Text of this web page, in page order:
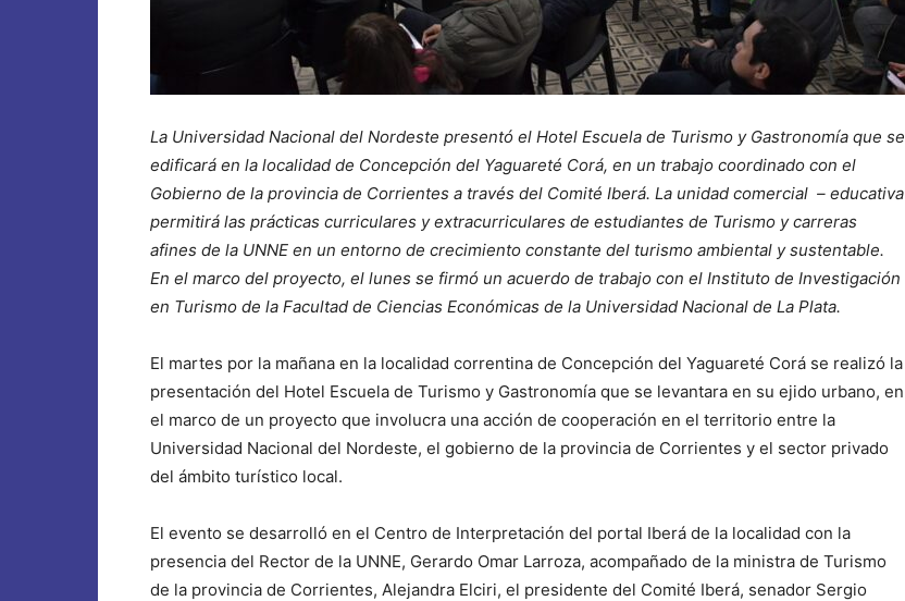
La Universidad Nacional del Nordeste presentó el Hotel Escuela de Turismo y Gastronomía que se
edificará en la localidad de Concepción del Yaguareté Corá, en un trabajo coordinado con el
Gobierno de la provincia de Corrientes a través del Comité Iberá. La unidad comercial – educativa
permitirá las prácticas curriculares y extracurriculares de estudiantes de Turismo y carreras
afines de la UNNE en un entorno de crecimiento constante del turismo ambiental y sustentable.
En el marco del proyecto, el lunes se firmó un acuerdo de trabajo con el Instituto de Investigación
en Turismo de la Facultad de Ciencias Económicas de la Universidad Nacional de La Plata.
El martes por la mañana en la localidad correntina de Concepción del Yaguareté Corá se realizó la
presentación del Hotel Escuela de Turismo y Gastronomía que se levantara en su ejido urbano, en
el marco de un proyecto que involucra una acción de cooperación en el territorio entre la
Universidad Nacional del Nordeste, el gobierno de la provincia de Corrientes y el sector privado
del ámbito turístico local.
El evento se desarrolló en el Centro de Interpretación del portal Iberá de la localidad con la
presencia del Rector de la UNNE, Gerardo Omar Larroza, acompañado de la ministra de Turismo
de la provincia de Corrientes, Alejandra Elciri, el presidente del Comité Iberá, senador Sergio